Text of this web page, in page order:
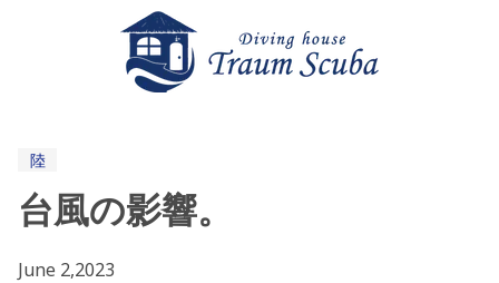
陸
台風の影響。
June 2,2023